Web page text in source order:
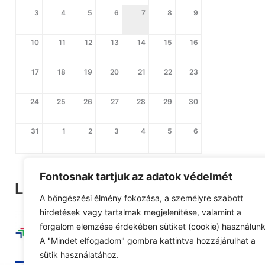
Fontosnak tartjuk az adatok védelmét
A böngészési élmény fokozása, a személyre szabott
hirdetések vagy tartalmak megjelenítése, valamint a
forgalom elemzése érdekében sütiket (cookie)
A "Mindet elfogadom" gombra kattintva hozzájárulhat a
sütik használatához.
3 4 5 6 7 8 9
10 11 12 13 14 15 16
17 18 19 20 21 22 23
24 25 26 27 28 29 30
31 1 2 3 4 5 6
Legutóbbi pályázat